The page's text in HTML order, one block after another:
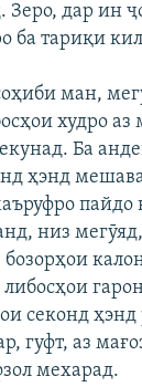
Зеро, дар ин
ба тариқи
ман,
худро аз
Ба
ҳэнд
пайдо
низ
секонд ҳэнд
гуфт, аз
мехарад.